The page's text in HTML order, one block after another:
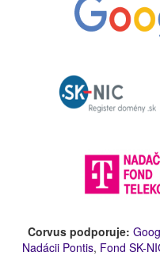
Corvus podporuje:
Nadácii Pontis, Fond SK-